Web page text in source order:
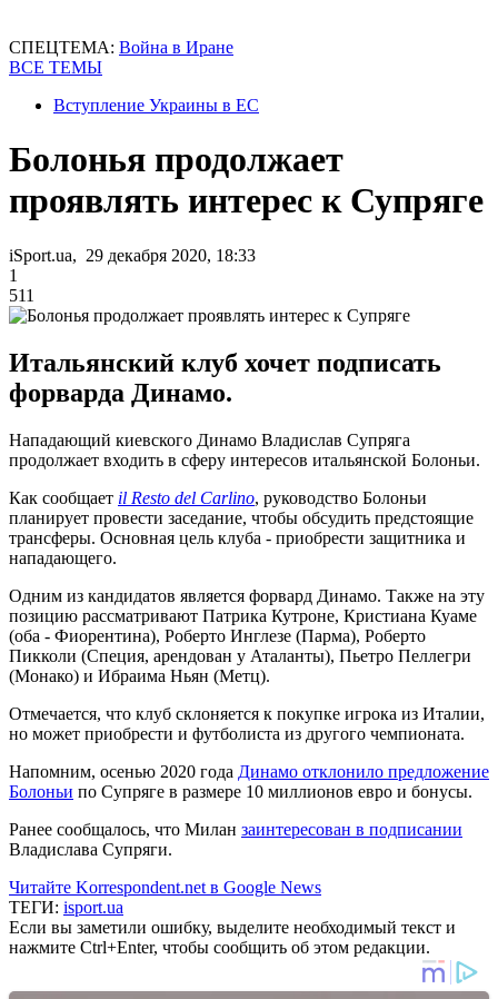
СПЕЦТЕМА: Война в Иране
ВСЕ ТЕМЫ
Вступление Украины в ЕС
Болонья продолжает
проявлять интерес к Супряге
iSport.ua, 29 декабря 2020, 18:33
1
511
Итальянский клуб хочет подписать
форварда Динамо.
Нападающий киевского Динамо Владислав Супряга
продолжает входить в сферу интересов итальянской Болоньи.
Как сообщает il Resto del Carlino, руководство Болоньи
планирует провести заседание, чтобы обсудить предстоящие
трансферы. Основная цель клуба - приобрести защитника и
нападающего.
Одним из кандидатов является форвард Динамо. Также на эту
позицию рассматривают Патрика Кутроне, Кристиана Куаме
(оба - Фиорентина), Роберто Инглезе (Парма), Роберто
Пикколи (Специя, арендован у Аталанты), Пьетро Пеллегри
(Монако) и Ибраима Ньян (Метц).
Отмечается, что клуб склоняется к покупке игрока из Италии,
но может приобрести и футболиста из другого чемпионата.
Напомним, осенью 2020 года Динамо отклонило предложение
Болоньи по Супряге в размере 10 миллионов евро и бонусы.
Ранее сообщалось, что Милан заинтересован в подписании
Владислава Супряги.
Читайте Korrespondent.net в Google News
ТЕГИ: isport.ua
Если вы заметили ошибку, выделите необходимый текст и
нажмите Ctrl+Enter, чтобы сообщить об этом редакции.